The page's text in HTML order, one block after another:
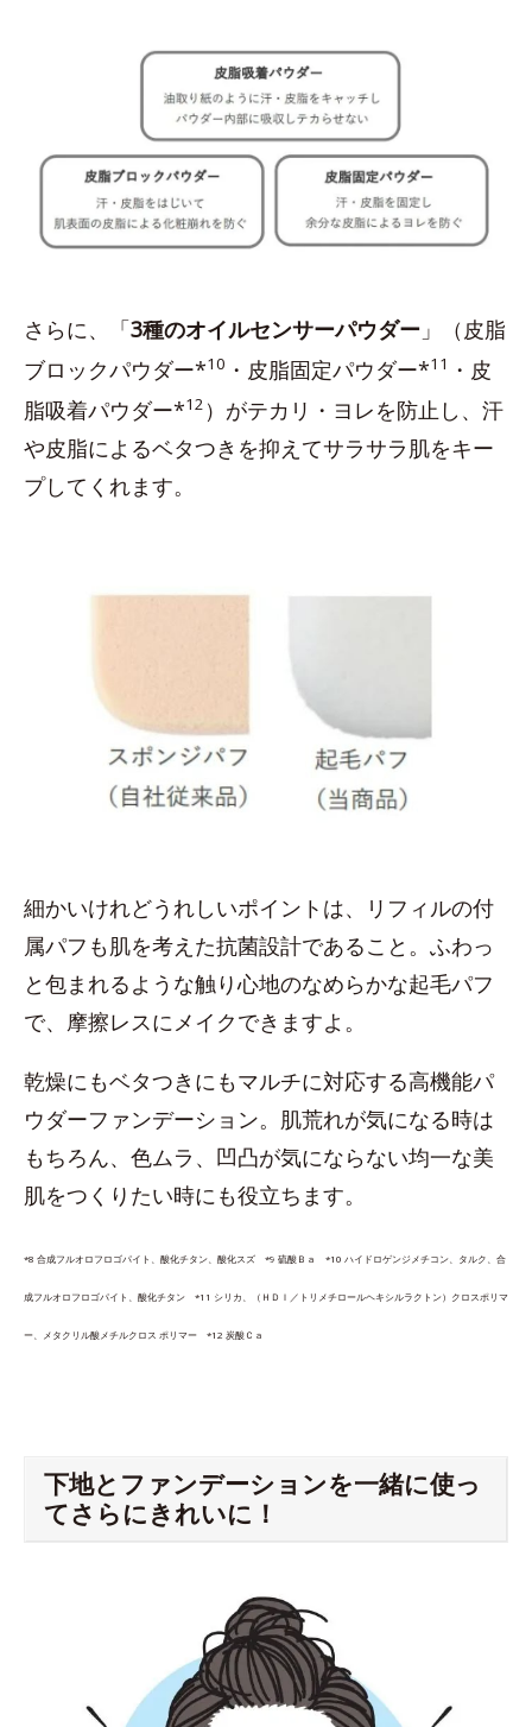
さらに、「3種のオイルセンサーパウダー 」（皮脂
ブロックパウダー*10 ・皮脂固定パウダー*11 ・皮
脂吸着パウダー*12 ）がテカリ・ヨレを防止し、汗
や皮脂によるベタつきを抑えてサラサラ肌をキー
プしてくれます。
細かいけれどうれしいポイントは、リフィルの付
属パフも肌を考えた抗菌設計であること。ふわっ
と包まれるような触り心地のなめらかな起毛パフ
で、摩擦レスにメイクできますよ。
乾燥にもベタつきにもマルチに対応する高機能パ
ウダーファンデーション。肌荒れが気になる時は
もちろん、色ムラ、凹凸が気にならない均一な美
肌をつくりたい時にも役立ちます。
*8 合成フルオロフロゴパイト、酸化チタン、酸化スズ *9 硫酸Ｂａ *10 ハイドロゲンジメチコン、タルク、合
成フルオロフロゴパイト、酸化チタン *11 シリカ、（ＨＤＩ／トリメチロールヘキシルラクトン）クロスポリマ
ー、メタクリル酸メチルクロス ポリマー *12 炭酸Ｃａ
下地とファンデーションを一緒に使っ
てさらにきれいに！